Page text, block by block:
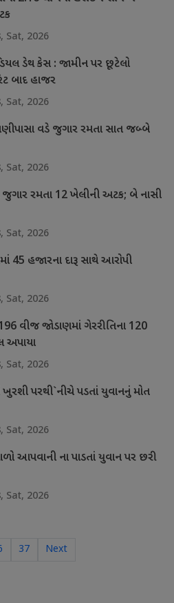
Sat, 2026
ડેથ કેસ : જામીન પર છૂટેલો
બાદ હાજર
Sat, 2026
વડે જુગાર રમતા સાત જબ્બે
Sat, 2026
જુગાર રમતા 12 ખેલીની અટક; બે નાસી
Sat, 2026
45 હજારના દારૂ સાથે આરોપી
Sat, 2026
વીજ જોડાણમાં ગેરરીતિના 120
અપાયા
Sat, 2026
પરથી`નીચે પડતાં યુવાનનું મોત
Sat, 2026
આપવાની ના પાડતાં યુવાન પર છરી
Sat, 2026
37 Next